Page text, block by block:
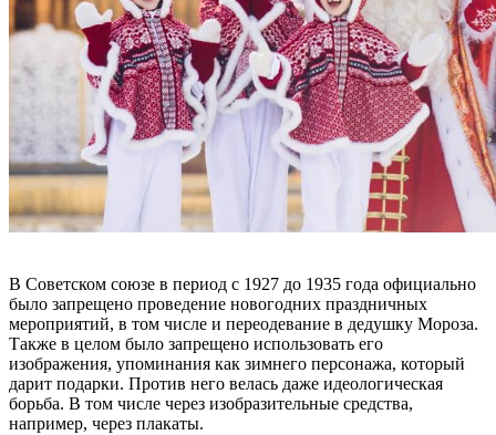
В Советском союзе в период с 1927 до 1935 года официально
было запрещено проведение новогодних праздничных
мероприятий, в том числе и переодевание в дедушку Мороза.
Также в целом было запрещено использовать его
изображения, упоминания как зимнего персонажа, который
дарит подарки. Против него велась даже идеологическая
борьба. В том числе через изобразительные средства,
например, через плакаты.